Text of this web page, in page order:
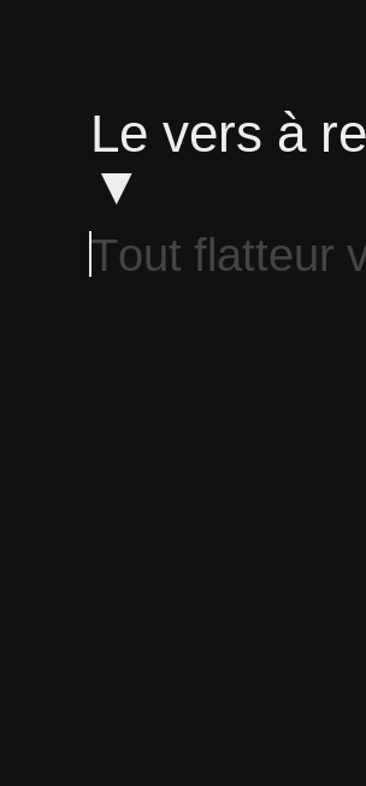
Le vers à
▼
Tout flatteur